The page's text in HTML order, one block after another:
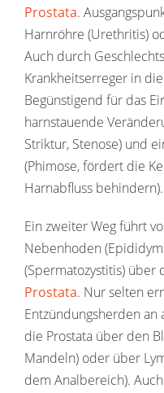
Prostata.
Harnröhre (Urethritis)
Auch durch
Krankheitserreger in
Begünstigend für das
harnstauende
Striktur, Stenose) und
(Phimose, fördert die
Harnabfluss behindern).
Ein zweiter Weg führt
Nebenhoden
(Spermatozystitis) über
Prostata. Nur selten
Entzündungsherden
die Prostata über den
Mandeln) oder über
dem Analbereich).